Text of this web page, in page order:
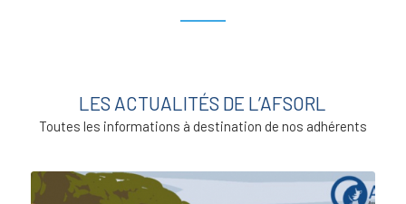
LES ACTUALITÉS DE L’AFSORL
Toutes les informations à destination de nos adhérents